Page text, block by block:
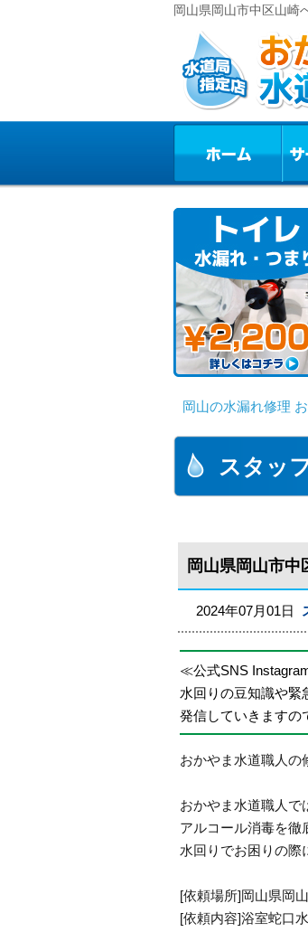
岡山県岡山市中区山崎
岡山の水漏れ修理
スタッ
岡山県岡山市
2024年07月01日
≪公式SNS
水回りの豆知識や緊
発信していきますの
おかやま水道職人の
おかやま水道職人で
アルコール消毒を徹
水回りでお困りの際
[依頼場所]岡山県岡
[依頼内容]浴室蛇口